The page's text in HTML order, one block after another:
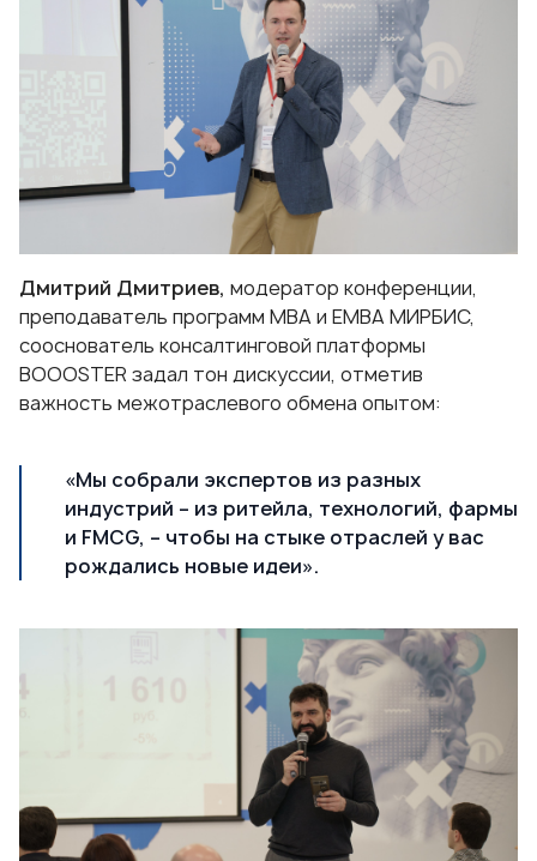
Дмитрий Дмитриев, модератор конференции,
преподаватель программ MBA и EMBA МИРБИС,
сооснователь консалтинговой платформы
BOOOSTER задал тон дискуссии, отметив
важность межотраслевого обмена опытом:
«Мы собрали экспертов из разных
индустрий – из ритейла, технологий, фармы
и FMCG, – чтобы на стыке отраслей у вас
рождались новые идеи».